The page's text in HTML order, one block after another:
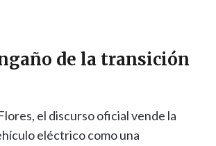
de la transición
el discurso oficial vende la
eléctrico como una